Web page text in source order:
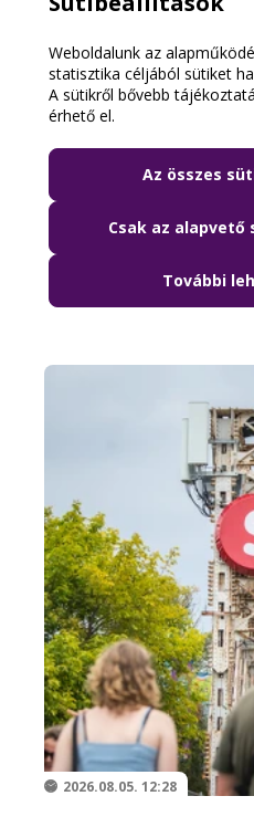
Ne feledje: hétfőtől
várhatók Újpesten!
2026.08.05. 12:28
Weboldalunk az
statisztika céljából sütiket
A sütikről bővebb
érhető el.
Az összes
Csak az
További